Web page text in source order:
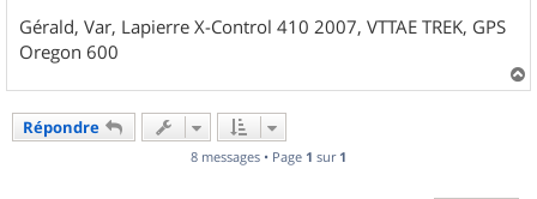
Gérald, Var, Lapierre X-Control 410 2007, VTTAE TREK, GPS
Oregon 600
a
Répondre
8 messages • Page 1 sur 1